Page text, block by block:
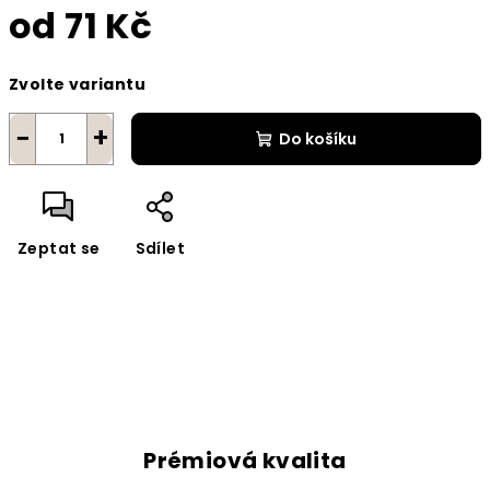
od 71 Kč
cena:
Zvolte variantu
+
− Do košíku
Zeptat se Sdílet
Prémiová kvalita